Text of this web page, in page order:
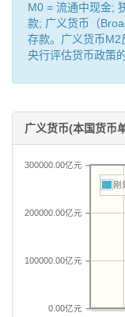
M0 = 流通中现金;
款; 广义货币（
存款。广义货币M2
央行评估货币政策
广义货币(本国货币
0.00亿元
100000.00亿元
200000.00亿元
300000.00亿元
刚